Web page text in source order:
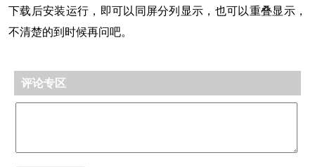
下载后安装运行，即可以同屏分列显示，也可以重叠显示，
不清楚的到时候再问吧。
评论专区